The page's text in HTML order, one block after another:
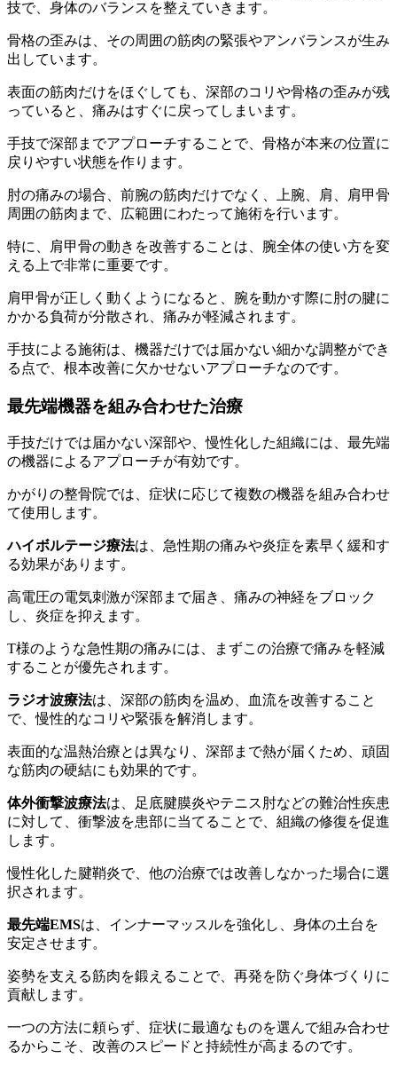
技で、身体のバランスを整えていきます。
骨格の歪みは、その周囲の筋肉の緊張やアンバランスが生み
出しています。
表面の筋肉だけをほぐしても、深部のコリや骨格の歪みが残
っていると、痛みはすぐに戻ってしまいます。
手技で深部までアプローチすることで、骨格が本来の位置に
戻りやすい状態を作ります。
肘の痛みの場合、前腕の筋肉だけでなく、上腕、肩、肩甲骨
周囲の筋肉まで、広範囲にわたって施術を行います。
特に、肩甲骨の動きを改善することは、腕全体の使い方を変
える上で非常に重要です。
肩甲骨が正しく動くようになると、腕を動かす際に肘の腱に
かかる負荷が分散され、痛みが軽減されます。
手技による施術は、機器だけでは届かない細かな調整ができ
る点で、根本改善に欠かせないアプローチなのです。
最先端機器を組み合わせた治療
手技だけでは届かない深部や、慢性化した組織には、最先端
の機器によるアプローチが有効です。
かがりの整骨院では、症状に応じて複数の機器を組み合わせ
て使用します。
ハイボルテージ療法は、急性期の痛みや炎症を素早く緩和す
る効果があります。
高電圧の電気刺激が深部まで届き、痛みの神経をブロック
し、炎症を抑えます。
T様のような急性期の痛みには、まずこの治療で痛みを軽減
することが優先されます。
ラジオ波療法は、深部の筋肉を温め、血流を改善すること
で、慢性的なコリや緊張を解消します。
表面的な温熱治療とは異なり、深部まで熱が届くため、頑固
な筋肉の硬結にも効果的です。
体外衝撃波療法は、足底腱膜炎やテニス肘などの難治性疾患
に対して、衝撃波を患部に当てることで、組織の修復を促進
します。
慢性化した腱鞘炎で、他の治療では改善しなかった場合に選
択されます。
最先端EMSは、インナーマッスルを強化し、身体の土台を
安定させます。
姿勢を支える筋肉を鍛えることで、再発を防ぐ身体づくりに
貢献します。
一つの方法に頼らず、症状に最適なものを選んで組み合わせ
るからこそ、改善のスピードと持続性が高まるのです。